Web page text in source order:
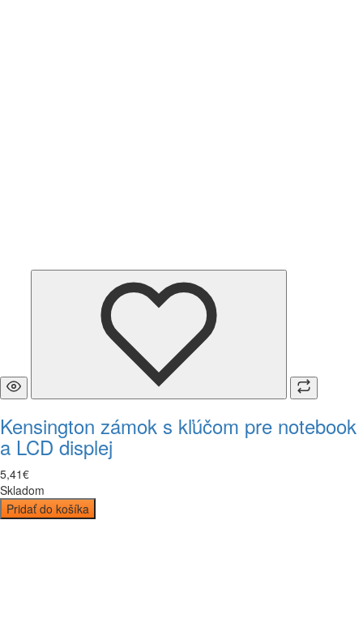
Kensington zámok s kľúčom pre notebook
a LCD displej
5,41€
Skladom
Pridať do košíka